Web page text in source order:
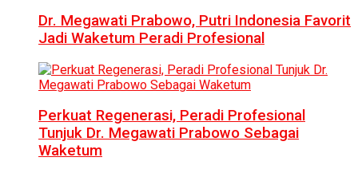
Dr. Megawati Prabowo, Putri Indonesia Favorit
Jadi Waketum Peradi Profesional
Perkuat Regenerasi, Peradi Profesional
Tunjuk Dr. Megawati Prabowo Sebagai
Waketum